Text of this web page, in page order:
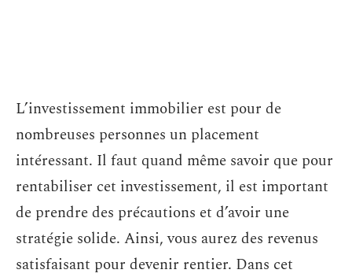
L’investissement immobilier est pour de
nombreuses personnes un placement
intéressant. Il faut quand même savoir que pour
rentabiliser cet investissement, il est important
de prendre des précautions et d’avoir une
stratégie solide. Ainsi, vous aurez des revenus
satisfaisant pour devenir rentier. Dans cet